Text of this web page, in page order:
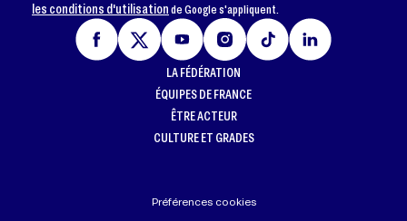
les conditions d'utilisationde Google s'appliquent.
LA FÉDÉRATION
ÉQUIPES DE FRANCE
ÊTRE ACTEUR
CULTURE ET GRADES
Préférences cookies